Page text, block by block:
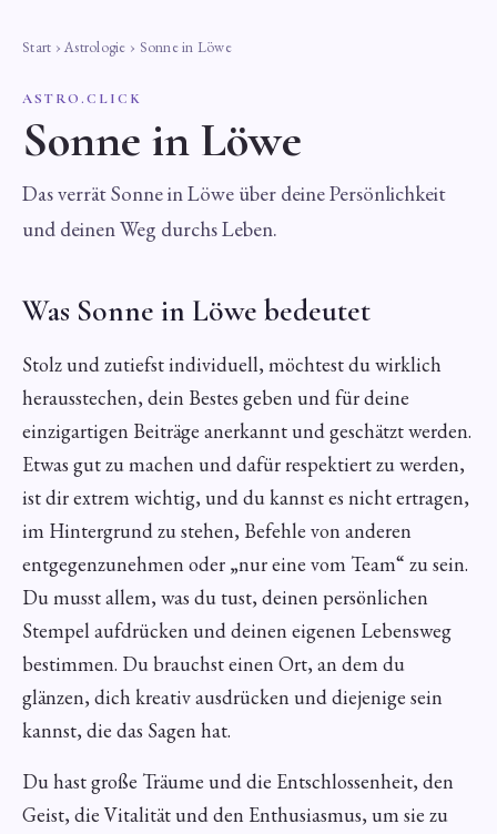
Start ›Astrologie › Sonne in Löwe
ASTRO.CLICK
Sonne in Löwe
Das verrät Sonne in Löwe über deine Persönlichkeit
und deinen Weg durchs Leben.
Was Sonne in Löwe bedeutet
Stolz und zutiefst individuell, möchtest du wirklich
herausstechen, dein Bestes geben und für deine
einzigartigen Beiträge anerkannt und geschätzt werden.
Etwas gut zu machen und dafür respektiert zu werden,
ist dir extrem wichtig, und du kannst es nicht ertragen,
im Hintergrund zu stehen, Befehle von anderen
entgegenzunehmen oder „nur eine vom Team“ zu sein.
Du musst allem, was du tust, deinen persönlichen
Stempel aufdrücken und deinen eigenen Lebensweg
bestimmen. Du brauchst einen Ort, an dem du
glänzen, dich kreativ ausdrücken und diejenige sein
kannst, die das Sagen hat.
Du hast große Träume und die Entschlossenheit, den
Geist, die Vitalität und den Enthusiasmus, um sie zu